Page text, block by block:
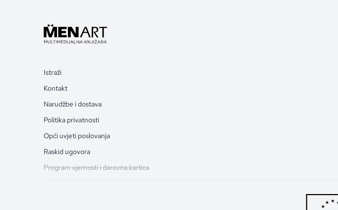
Istraži
Kontakt
Narudžbe i dostava
Politika privatnosti
Opći uvjeti poslovanja
Raskid ugovora
Program vjernosti i darovna kartica